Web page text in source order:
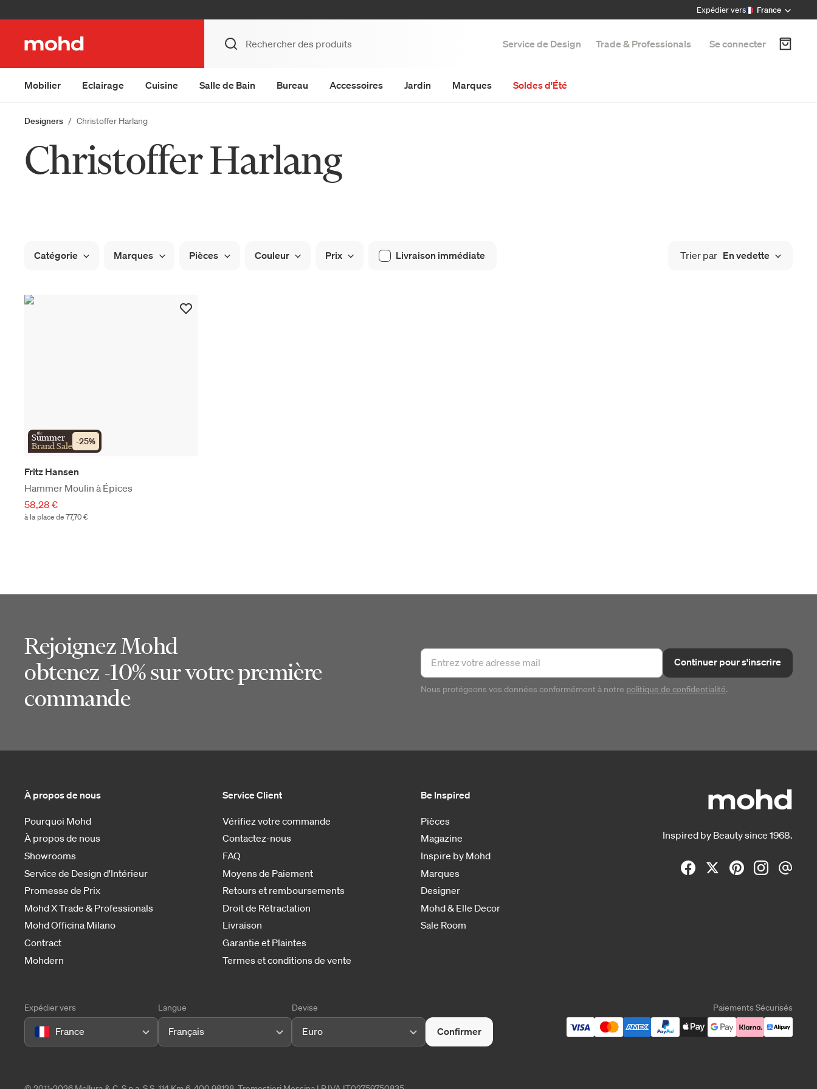
Expédier vers France
Service de Design Trade & Professionals Se connecter
Mobilier Eclairage Cuisine Salle de Bain Bureau Accessoires Jardin Marques Soldes d'Été
Designers Christoffer Harlang
Christoffer Harlang
Catégorie Marques Pièces Couleur Prix Livraison immédiate Trier par En vedette
the
Summer
Brand Sale -25%
Fritz Hansen
Hammer Moulin à Épices
58,28 €
à la place de 77,70 €
Rejoignez Mohd
obtenez -10% sur votre première
commande
Continuer pour s'inscrire
Nous protégeons vos données conformément à notre politique de confidentialité.
Inspired by Beauty since 1968.
À propos de nous
Pourquoi Mohd
À propos de nous
Showrooms
Service de Design d'Intérieur
Promesse de Prix
Mohd X Trade & Professionals
Mohd Officina Milano
Contract
Mohdern
Service Client
Vérifiez votre commande
Contactez-nous
FAQ
Moyens de Paiement
Retours et remboursements
Droit de Rétractation
Livraison
Garantie et Plaintes
Termes et conditions de vente
Be Inspired
Pièces
Magazine
Inspire by Mohd
Marques
Designer
Mohd & Elle Decor
Sale Room
Expédier vers
France
Langue
Français
Devise
Euro Confirmer
Paiements Sécurisés